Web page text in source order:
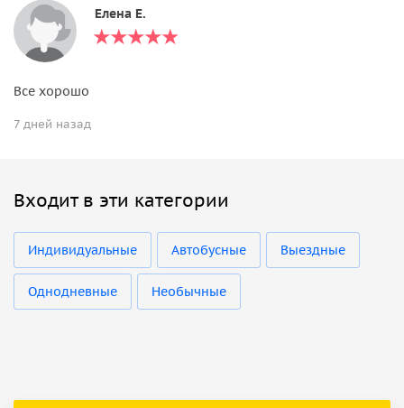
Елена Е.
Все хорошо
7 дней назад
Входит в эти категории
Индивидуальные Автобусные Выездные
Однодневные Необычные